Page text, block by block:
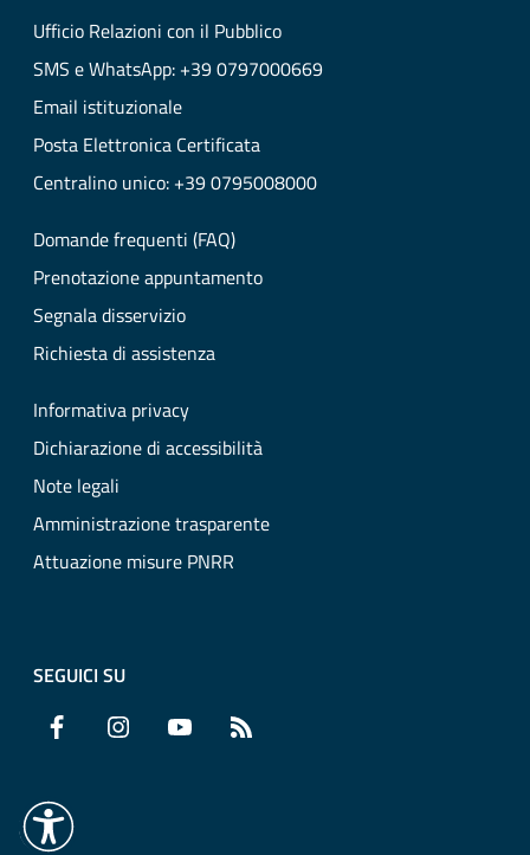
Ufficio Relazioni con il Pubblico
SMS e WhatsApp: +39 0797000669
Email istituzionale
Posta Elettronica Certificata
Centralino unico: +39 0795008000
Domande frequenti (FAQ)
Prenotazione appuntamento
Segnala disservizio
Richiesta di assistenza
Informativa privacy
Dichiarazione di accessibilità
Note legali
Amministrazione trasparente
Attuazione misure PNRR
SEGUICI SU
Facebook Instagram YouTube